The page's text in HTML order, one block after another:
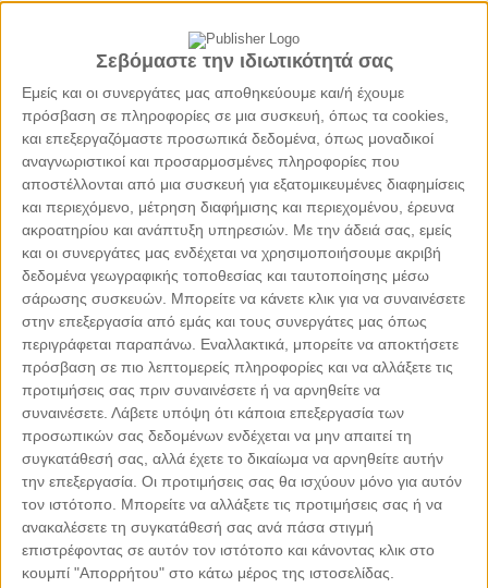
Σεβόμαστε την ιδιωτικότητά σας
Εμείς και οι συνεργάτες μας αποθηκεύουμε και/ή έχουμε
πρόσβαση σε πληροφορίες σε μια συσκευή, όπως τα cookies,
και επεξεργαζόμαστε προσωπικά δεδομένα, όπως μοναδικοί
αναγνωριστικοί και προσαρμοσμένες πληροφορίες που
αποστέλλονται από μια συσκευή για εξατομικευμένες διαφημίσεις
και περιεχόμενο, μέτρηση διαφήμισης και περιεχομένου, έρευνα
ακροατηρίου και ανάπτυξη υπηρεσιών. Με την άδειά σας, εμείς
και οι συνεργάτες μας ενδέχεται να χρησιμοποιήσουμε ακριβή
δεδομένα γεωγραφικής τοποθεσίας και ταυτοποίησης μέσω
σάρωσης συσκευών. Μπορείτε να κάνετε κλικ για να συναινέσετε
στην επεξεργασία από εμάς και τους συνεργάτες μας όπως
περιγράφεται παραπάνω. Εναλλακτικά, μπορείτε να αποκτήσετε
πρόσβαση σε πιο λεπτομερείς πληροφορίες και να αλλάξετε τις
προτιμήσεις σας πριν συναινέσετε ή να αρνηθείτε να
συναινέσετε. Λάβετε υπόψη ότι κάποια επεξεργασία των
προσωπικών σας δεδομένων ενδέχεται να μην απαιτεί τη
συγκατάθεσή σας, αλλά έχετε το δικαίωμα να αρνηθείτε αυτήν
την επεξεργασία. Οι προτιμήσεις σας θα ισχύουν μόνο για αυτόν
τον ιστότοπο. Μπορείτε να αλλάξετε τις προτιμήσεις σας ή να
ανακαλέσετε τη συγκατάθεσή σας ανά πάσα στιγμή
επιστρέφοντας σε αυτόν τον ιστότοπο και κάνοντας κλικ στο
κουμπί "Απορρήτου" στο κάτω μέρος της ιστοσελίδας.
Leaflet | © OpenStreetMap contributors
ΜΕ ΤΗΝ ΥΠΟΣΤΗΡΙΞΗ